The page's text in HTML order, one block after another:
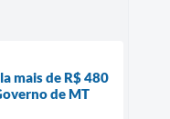
mais de R$ 480
de MT